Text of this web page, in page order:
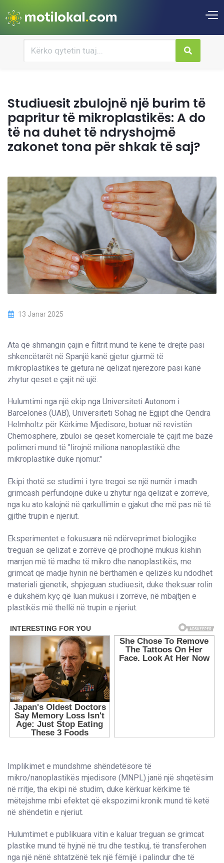
Studiuesit zbulojnë një burim të
papritur të mikroplastikës: A do
të na duhet të ndryshojmë
zakonet tona për shkak të saj?
13 Janar 2025
Ata që shmangin çajin e filtrit mund të kenë të drejtë pasi
shkencëtarët në Spanjë kanë gjetur gjurmë të
mikroplastikës të gjetura në qelizat njerëzore pasi kanë
zhytur qeset e çajit në ujë.
Hulumtimi nga një ekip nga Universiteti Autonom i
Barcelonës (UAB), Universiteti Sohag në Egjipt dhe Qendra
Helmholtz për Kërkime Mjedisore, botuar në revistën
Chemosphere, zbuloi se qeset komerciale të çajit me bazë
polimeri mund të "lirojnë miliona nanoplastikë dhe
mikroplastikë duke njomur."
Ekipi thotë se studimi i tyre tregoi se një numër i madh
grimcash përfundojnë duke u zhytur nga qelizat e zorrëve,
nga ku ato kalojnë në qarkullimin e gjakut dhe më pas në të
gjithë trupin e njeriut.
Eksperimentet e fokusuara në ndërveprimet biologjike
treguan se qelizat e zorrëve që prodhojnë mukus kishin
marrjen më të madhe të mikro dhe nanoplastikës, me
grimcat që madje hynin në bërthamën e qelizës ku ndodhet
materiali gjenetik, shpjeguan studiuesit, duke theksuar rolin
e dukshëm kyç që luan mukusi i zorrëve, në mbajtjen e
plastikës më thellë në trupin e njeriut.
Implikimet e mundshme shëndetësore të
mikro/nanoplastikës mjedisore (MNPL) janë një shqetësim
në rritje, tha ekipi në studim, duke kërkuar kërkime të
mëtejshme mbi efektet që ekspozimi kronik mund të ketë
në shëndetin e njeriut.
Hulumtimet e publikuara vitin e kaluar treguan se grimcat
plastike mund të hyjnë në tru dhe testikuj, të transferohen
nga një nënë shtatzënë tek një fëmijë i palindur dhe të